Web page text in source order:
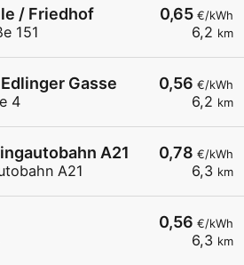
0,65 €/kWh
6,2 km
/ Friedhof
151
0,56 €/kWh
6,2 km
Gasse
4
0,78 €/kWh
6,3 km
A21
A21
0,56 €/kWh
6,3 km